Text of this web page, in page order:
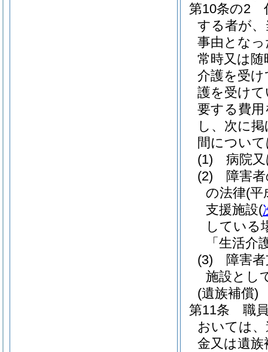
第10条の2
する者が
事由とな
常時又は
介護を受
護を受け
要する費
し、次に
間につい
(1)
病院
(2)
障害
の法律(平
支援施設(
している
「生活介
(3)
障害
施設とし
(遺族補償)
第11条
職
おいては
金又は遺